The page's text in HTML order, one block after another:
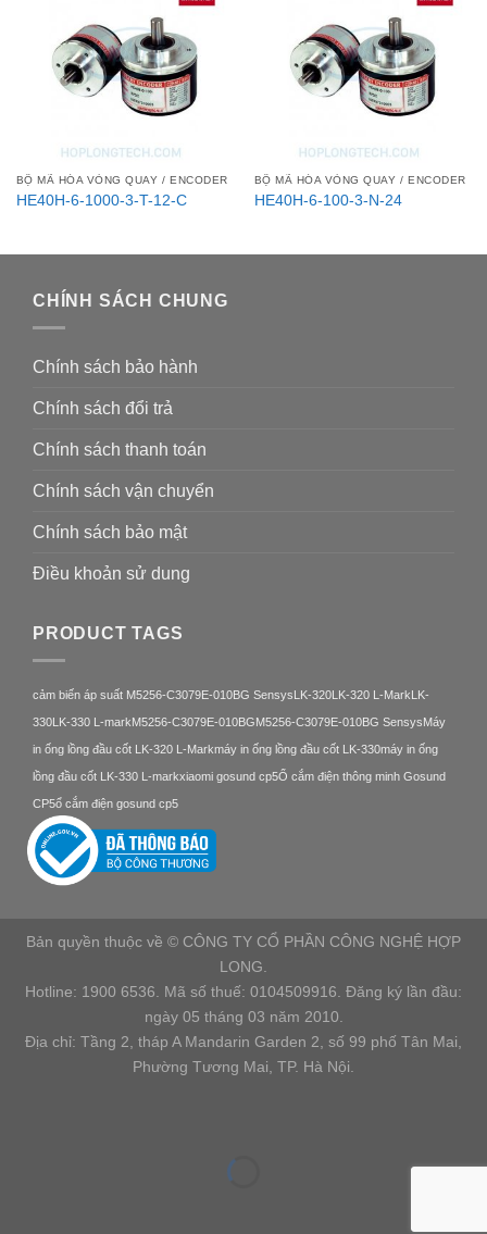
BỘ MÃ HÓA VÒNG QUAY / ENCODER
HE40H-6-1000-3-T-12-C
BỘ MÃ HÓA VÒNG QUAY / ENCODER
HE40H-6-100-3-N-24
CHÍNH SÁCH CHUNG
Chính sách bảo hành
Chính sách đổi trả
Chính sách thanh toán
Chính sách vận chuyển
Chính sách bảo mật
Điều khoản sử dung
PRODUCT TAGS
cảm biến áp suất M5256-C3079E-010BG SensysLK-320LK-320 L-MarkLK-
330LK-330 L-markM5256-C3079E-010BGM5256-C3079E-010BG SensysMáy
in ống lồng đầu cốt LK-320 L-Markmáy in ống lồng đầu cốt LK-330máy in ống
lồng đầu cốt LK-330 L-markxiaomi gosund cp5Ổ cắm điện thông minh Gosund
CP5ổ cắm điện gosund cp5
Bản quyền thuộc về © CÔNG TY CỔ PHẦN CÔNG NGHỆ HỢP
LONG.
Hotline: 1900 6536. Mã số thuế: 0104509916. Đăng ký lần đầu:
ngày 05 tháng 03 năm 2010.
Địa chỉ: Tầng 2, tháp A Mandarin Garden 2, số 99 phố Tân Mai,
Phường Tương Mai, TP. Hà Nội.